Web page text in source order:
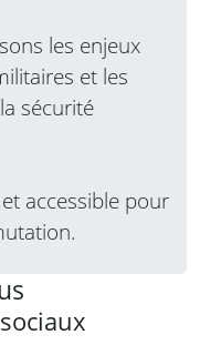
les enjeux
et les
sécurité
accessible pour